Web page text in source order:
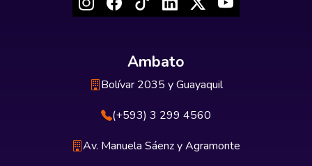
Ambato
Bolívar 2035 y Guayaquil
(+593) 3 299 4560
Av. Manuela Sáenz y Agramonte